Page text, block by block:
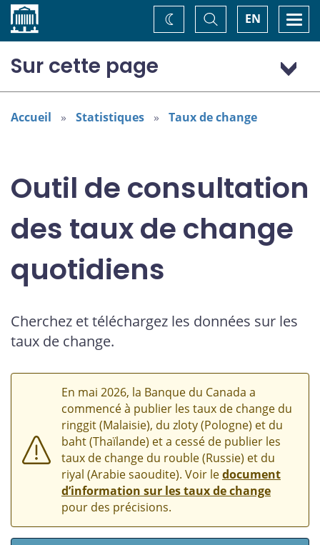
Accueil EN
Basculer
la
recherche
Changez
de
Sur cette page
Dollar (Australie) (AUD)
Accueil Statistiques Taux de change
Outil de consultation
des taux de change
quotidiens
Cherchez et téléchargez les données sur les
taux de change.
En mai 2026, la Banque du Canada a
commencé à publier les taux de change du
ringgit (Malaisie), du zloty (Pologne) et du
baht (Thaïlande) et a cessé de publier les
taux de change du rouble (Russie) et du
riyal (Arabie saoudite). Voir ledocument
d’information sur les taux de change
pour des précisions.